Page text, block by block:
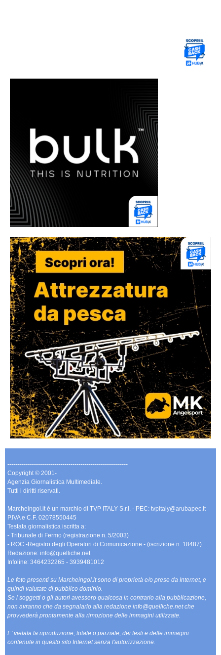
-------------------------------------------------------------
Copyright © 2001-
Agenzia Giornalistica Multimediale.
Tutti i diritti riservati.
Marcheingol.it è un marchio di TVP ITALY S.r.l. - PEC: tvpitaly@arubapec.it
P.IVA e C.F. 02078550445
Testata giornalistica iscritta a:
- Tribunale di Fermo (registrazione n. 5/2003)
- ROC -Registro degli Operatori di Comunicazione - (iscrizione n. 18487)
Redazione: info@quelliche.net
Infoline: 3464232265 - 3939481012
Le foto presenti su Marcheingol.it sono di proprietà e/o prese da Internet, e
quindi valutate di pubblico dominio.
Se i soggetti o gli autori avessero qualcosa in contrario alla pubblicazione,
non avranno che da segnalarlo alla redazione info@quelliche.net che
provvederà prontamente alla rimozione delle immagini utilizzate.
E' vietata la riproduzione, totale o parziale, dei testi e delle immagini
contenute in questo sito Internet senza l'autorizzazione.